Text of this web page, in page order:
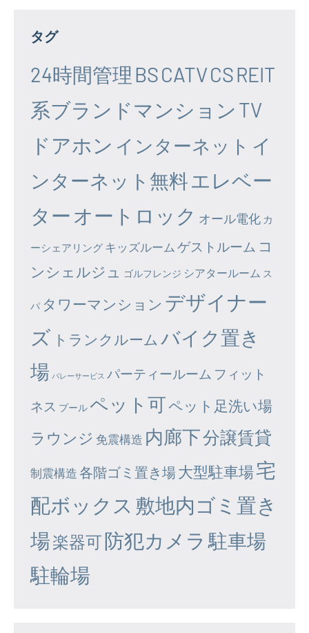
タグ
24時間管理 BSCATVCSREIT
系ブランドマンション TV
ドアホン インターネット イ
ンターネット無料エレベー
ター オートロック オール電化 カ
ーシェアリング キッズルーム ゲストルーム コ
ンシェルジュ
ゴルフレンジ シアタールーム ス
パ タワーマンション デザイナー
ズ トランクルーム バイク置き
場 バレーサービス パーティールーム フィット
ネス プール ペット可ペット足洗い場
ラウンジ 免震構造 内廊下分譲賃貸
制震構造 各階ゴミ置き場大型駐車場宅
配ボックス 敷地内ゴミ置き
場楽器可防犯カメラ 駐車場
駐輪場